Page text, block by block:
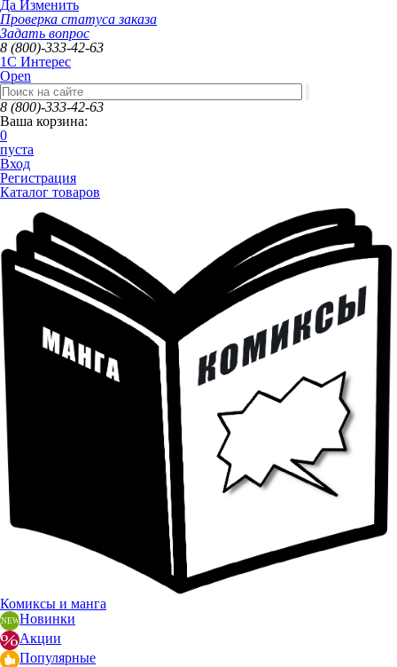
Да Изменить
Проверка статуса заказа
Задать вопрос
8 (800)-333-42-63
1C Интерес
Open
8 (800)-333-42-63
Ваша корзина:
0
пуста
Вход
Регистрация
Каталог товаров
Комиксы и манга
Новинки
Акции
Популярные